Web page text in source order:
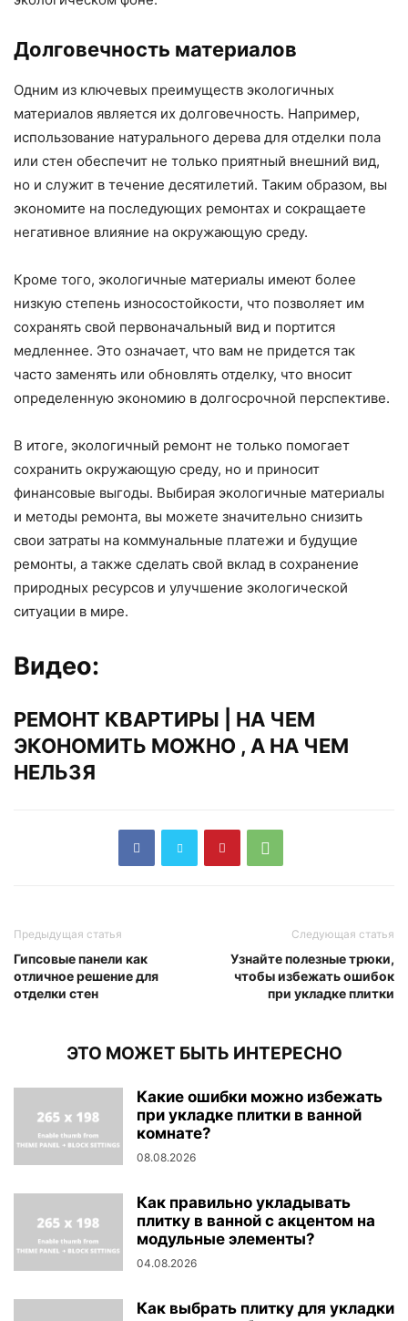
Долговечность материалов
Одним из ключевых преимуществ экологичных
материалов является их долговечность. Например,
использование натурального дерева для отделки пола
или стен обеспечит не только приятный внешний вид,
но и служит в течение десятилетий. Таким образом, вы
экономите на последующих ремонтах и сокращаете
негативное влияние на окружающую среду.
Кроме того, экологичные материалы имеют более
низкую степень износостойкости, что позволяет им
сохранять свой первоначальный вид и портится
медленнее. Это означает, что вам не придется так
часто заменять или обновлять отделку, что вносит
определенную экономию в долгосрочной перспективе.
В итоге, экологичный ремонт не только помогает
сохранить окружающую среду, но и приносит
финансовые выгоды. Выбирая экологичные материалы
и методы ремонта, вы можете значительно снизить
свои затраты на коммунальные платежи и будущие
ремонты, а также сделать свой вклад в сохранение
природных ресурсов и улучшение экологической
ситуации в мире.
Видео:
РЕМОНТ КВАРТИРЫ | НА ЧЕМ
ЭКОНОМИТЬ МОЖНО , А НА ЧЕМ
НЕЛЬЗЯ
Предыдущая статья
Гипсовые панели как
отличное решение для
отделки стен
Следующая статья
Узнайте полезные трюки,
чтобы избежать ошибок
при укладке плитки
ЭТО МОЖЕТ БЫТЬ ИНТЕРЕСНО
Какие ошибки можно избежать
при укладке плитки в ванной
комнате?
08.08.2026
Как правильно укладывать
плитку в ванной с акцентом на
модульные элементы?
04.08.2026
Как выбрать плитку для укладки